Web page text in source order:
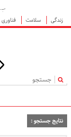
زندگی
سلامت فناوری
|
نتایج جستجو :